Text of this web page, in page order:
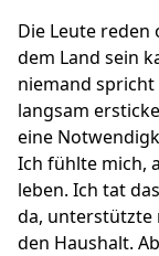
Die Leute
dem Land sein
niemand spricht
langsam
eine
Ich fühlte mich,
leben. Ich tat
da, unterstützte
den Haushalt.